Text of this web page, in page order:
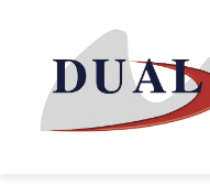
contenido